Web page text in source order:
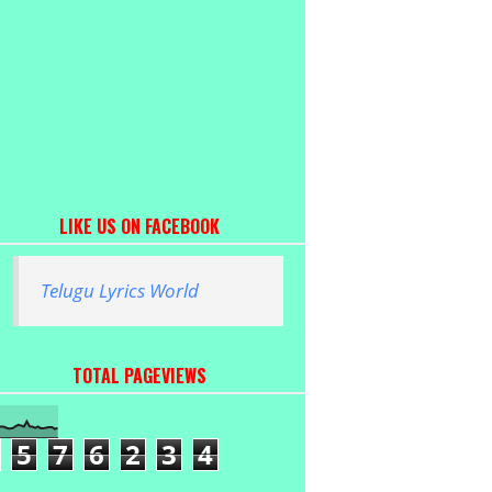
LIKE US ON FACEBOOK
Telugu Lyrics World
TOTAL PAGEVIEWS
5 7 6 2 3 4